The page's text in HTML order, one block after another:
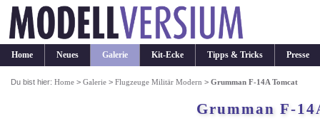
Home Neues Galerie Kit-Ecke Tipps & Tricks Presse
Du bist hier:Home >Galerie >Flugzeuge Militär Modern >Grumman F-14A Tomcat
Grumman F-